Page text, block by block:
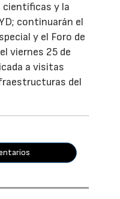
científicas y la
continuarán el
y el Foro de
viernes 25 de
a visitas
del